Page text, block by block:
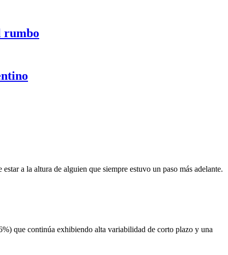
rumbo
a la altura de alguien que siempre estuvo un paso más adelante.
que continúa exhibiendo alta variabilidad de corto plazo y una